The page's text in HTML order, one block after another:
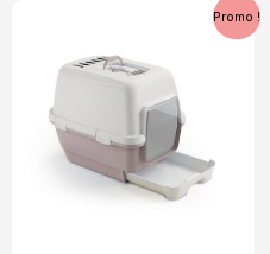
Promo !
prix
initial
était :
35,99 €.
Le
28,79 €.